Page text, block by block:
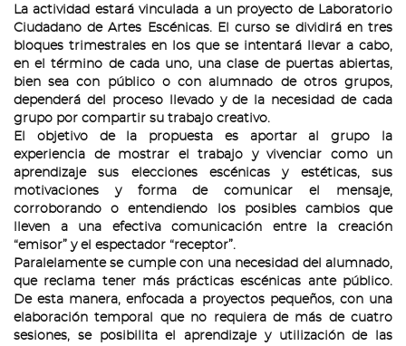
La actividad estará vinculada a un proyecto de Laboratorio
Ciudadano de Artes Escénicas. El curso se dividirá en tres
bloques trimestrales en los que se intentará llevar a cabo,
en el término de cada uno, una clase de puertas abiertas,
bien sea con público o con alumnado de otros grupos,
dependerá del proceso llevado y de la necesidad de cada
grupo por compartir su trabajo creativo.
El objetivo de la propuesta es aportar al grupo la
experiencia de mostrar el trabajo y vivenciar como un
aprendizaje sus elecciones escénicas y estéticas, sus
motivaciones y forma de comunicar el mensaje,
corroborando o entendiendo los posibles cambios que
lleven a una efectiva comunicación entre la creación
“emisor” y el espectador “receptor”.
Paralelamente se cumple con una necesidad del alumnado,
que reclama tener más prácticas escénicas ante público.
De esta manera, enfocada a proyectos pequeños, con una
elaboración temporal que no requiera de más de cuatro
sesiones, se posibilita el aprendizaje y utilización de las